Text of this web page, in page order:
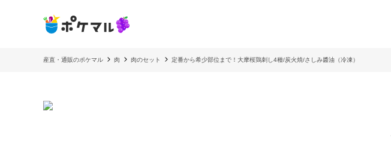
産直・通販のポケマル 肉 肉のセット 定番から希少部位まで！大摩桜鶏刺し4種/炭火焼/さしみ醬油（冷凍）